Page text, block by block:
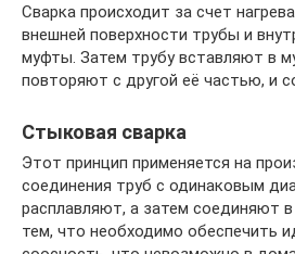
Сварка происходит за счет
внешней поверхности трубы и
муфты. Затем трубу вставляют в
повторяют с другой её частью, и
Стыковая сварка
Этот принцип применяется на
соединения труб с одинаковым
расплавляют, а затем соединяют
тем, что необходимо обеспечить